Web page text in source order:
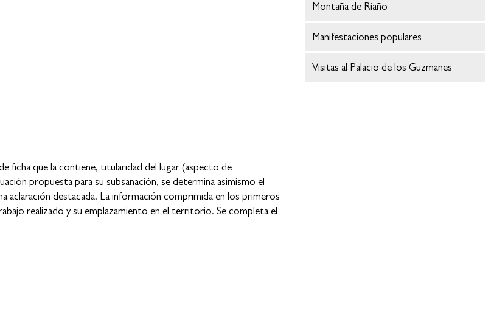
ficha que la contiene, titularidad del lugar (aspecto de
propuesta para su subsanación, se determina asimismo el
aclaración destacada. La información comprimida en los primeros
realizado y su emplazamiento en el territorio. Se completa el
Montaña de Riaño
Manifestaciones populares
Visitas al Palacio de los Guzmanes